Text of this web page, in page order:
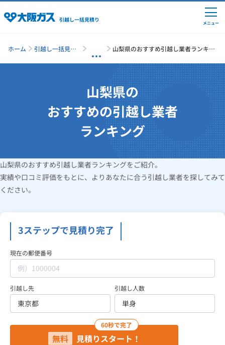
引越し一括見積り
引越し費用の相場
引越し業者ランキング
引越し見積りシミュレーション
Daigasコラム
業務用・産業用のお客さま
プライバシーポリシー
メニュー
ホーム
引越し一括見積
山梨県のおすすめ引越し業者ランキン
山梨県の
おすすめの引越し業者
ランキング
山梨県のおすすめ引越し業者ランキングをご紹介。
実績や口コミ評価をもとに、よりあなたに合う引越し業者を探してみて
ください。
3ステップで見積り完了
現在の郵便番号
引越し先 引越し人数
60秒で完了
無料 見積りスタート！